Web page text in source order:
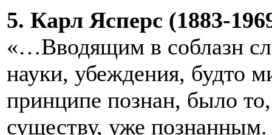
5. Карл Ясперс (1883-
«…Вводящим в соблазн
науки, убеждения, будто
принципе познан, было
существу, уже